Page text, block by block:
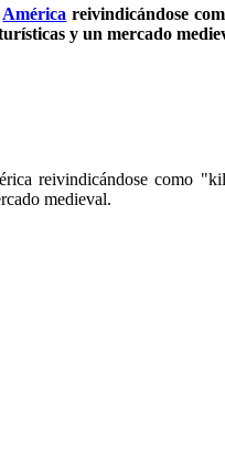
América reivindicándose
turísticas y un
reivindicándose como
medieval.